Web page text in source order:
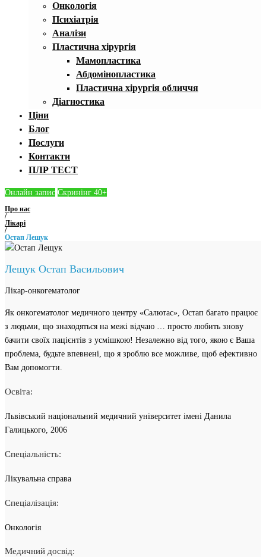
Онкологія
Психіатрія
Аналізи
Пластична хірургія
Мамопластика
Абдомінопластика
Пластична хірургія обличчя
Діагностика
Ціни
Блог
Послуги
Контакти
ПЛР ТЕСТ
Онлайн запис Скринінг 40+
Про нас
/
Лікарі
/
Остап Лещук
Лещук Остап Васильович
Лікар-онкогематолог
Як онкогематолог медичного центру «Салютас», Остап багато працює
з людьми, що знаходяться на межі відчаю … просто любить знову
бачити своїх пацієнтів з усмішкою! Незалежно від того, якою є Ваша
проблема, будьте впевнені, що я зроблю все можливе, щоб ефективно
Вам допомогти.
Освіта:
Львівський національний медичний університет імені Данила
Галицького, 2006
Спеціальність:
Лікувальна справа
Спеціалізація:
Онкологія
Медичний досвід: